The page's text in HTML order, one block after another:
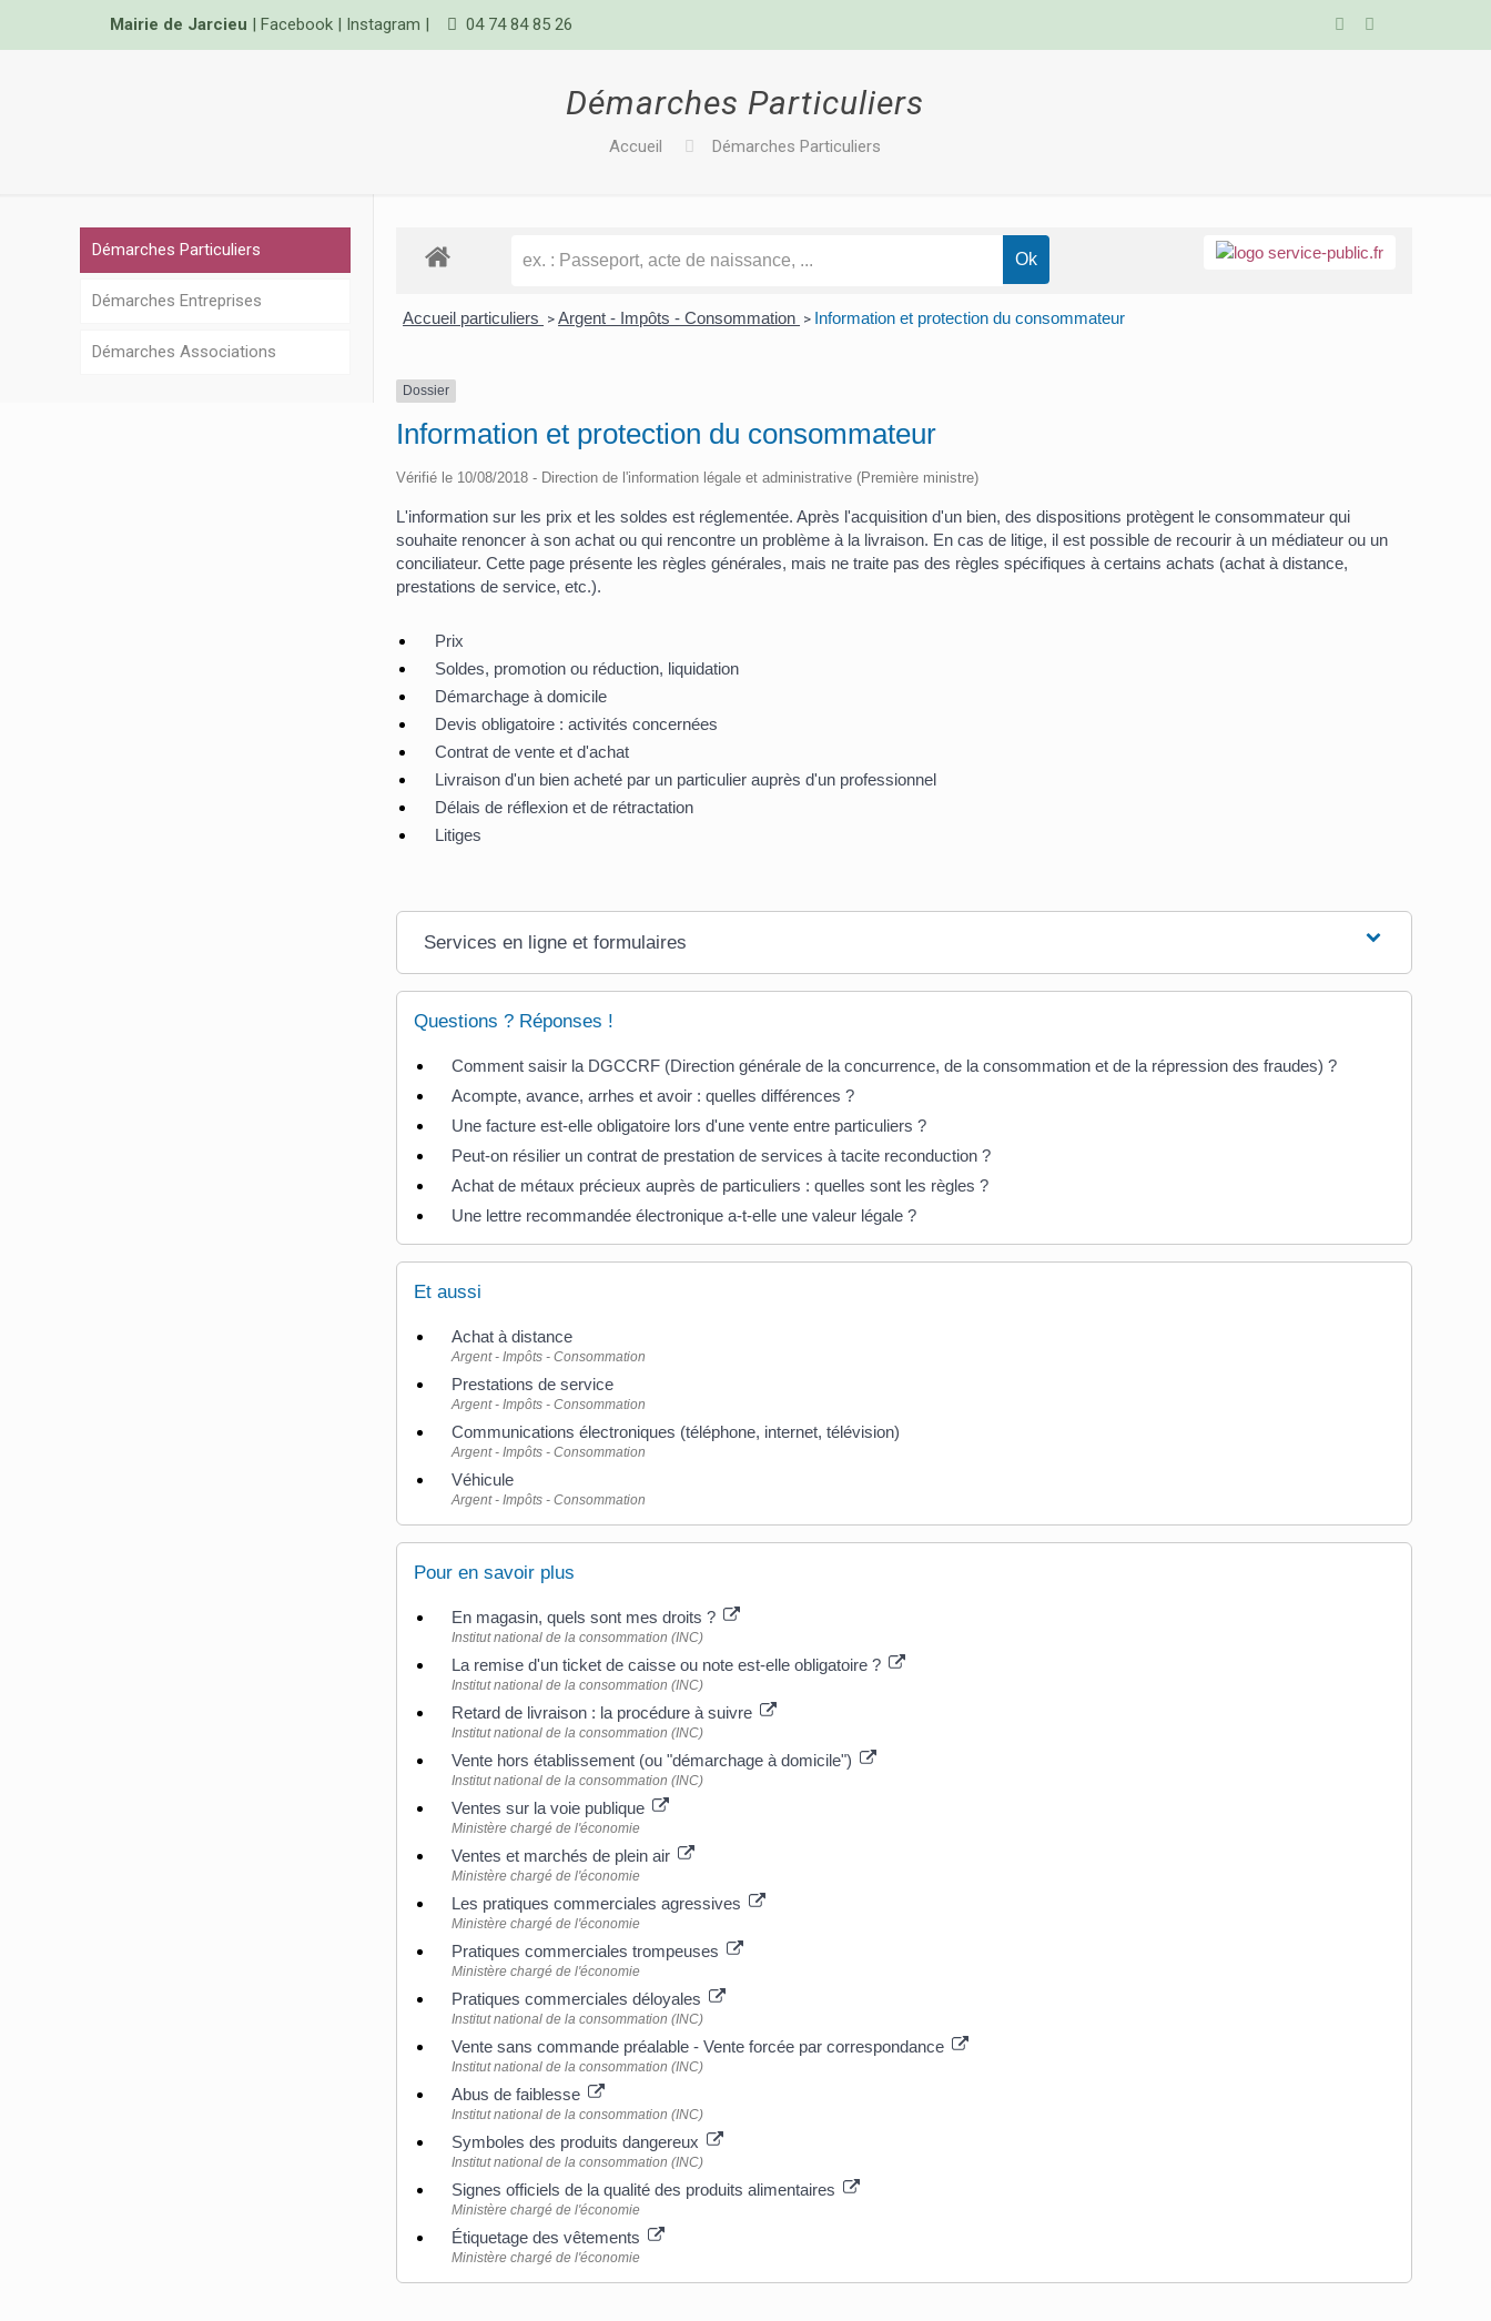
Mairie de Jarcieu | Facebook| Instagram | 04 74 84 85 26
Démarches Particuliers
Accueil Démarches Particuliers
Accueil particuliers > Argent - Impôts - Consommation > Information et protection du consommateur
Dossier
Information et protection du consommateur
Vérifié le 10/08/2018 - Direction de l'information légale et administrative (Première ministre)
L'information sur les prix et les soldes est réglementée. Après l'acquisition d'un bien, des dispositions protègent le consommateur qui
souhaite renoncer à son achat ou qui rencontre un problème à la livraison. En cas de litige, il est possible de recourir à un médiateur ou un
conciliateur. Cette page présente les règles générales, mais ne traite pas des règles spécifiques à certains achats (achat à distance,
prestations de service, etc.).
Prix
Soldes, promotion ou réduction, liquidation
Démarchage à domicile
Devis obligatoire : activités concernées
Contrat de vente et d'achat
Livraison d'un bien acheté par un particulier auprès d'un professionnel
Délais de réflexion et de rétractation
Litiges
Services en ligne et formulaires
Questions ? Réponses !
Comment saisir la DGCCRF (Direction générale de la concurrence, de la consommation et de la répression des fraudes) ?
Acompte, avance, arrhes et avoir : quelles différences ?
Une facture est-elle obligatoire lors d'une vente entre particuliers ?
Peut-on résilier un contrat de prestation de services à tacite reconduction ?
Achat de métaux précieux auprès de particuliers : quelles sont les règles ?
Une lettre recommandée électronique a-t-elle une valeur légale ?
Et aussi
Achat à distance
Argent - Impôts - Consommation
Prestations de service
Argent - Impôts - Consommation
Communications électroniques (téléphone, internet, télévision)
Argent - Impôts - Consommation
Véhicule
Argent - Impôts - Consommation
Pour en savoir plus
En magasin, quels sont mes droits ?
Institut national de la consommation (INC)
La remise d'un ticket de caisse ou note est-elle obligatoire ?
Institut national de la consommation (INC)
Retard de livraison : la procédure à suivre
Institut national de la consommation (INC)
Vente hors établissement (ou "démarchage à domicile")
Institut national de la consommation (INC)
Ventes sur la voie publique
Ministère chargé de l'économie
Ventes et marchés de plein air
Ministère chargé de l'économie
Les pratiques commerciales agressives
Ministère chargé de l'économie
Pratiques commerciales trompeuses
Ministère chargé de l'économie
Pratiques commerciales déloyales
Institut national de la consommation (INC)
Vente sans commande préalable - Vente forcée par correspondance
Institut national de la consommation (INC)
Abus de faiblesse
Institut national de la consommation (INC)
Symboles des produits dangereux
Institut national de la consommation (INC)
Signes officiels de la qualité des produits alimentaires
Ministère chargé de l'économie
Étiquetage des vêtements
Ministère chargé de l'économie
Démarches Particuliers
Démarches Entreprises
Démarches Associations